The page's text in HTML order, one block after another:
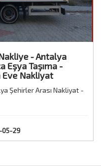
- Antalya
Eşya Taşıma -
Eve Nakliyat
Şehirler Arası Nakliyat -
05-29